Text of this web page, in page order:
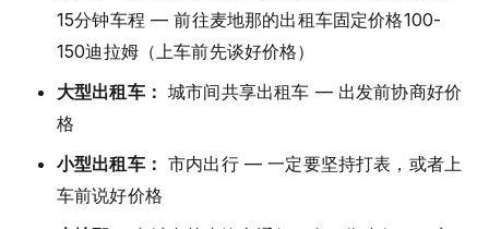
15分钟车程 — 前往麦地那的出租车固定价格100-
150迪拉姆（上车前先谈好价格）
大型出租车： 城市间共享出租车 — 出发前协商好价
格
小型出租车： 市内出行 — 一定要坚持打表，或者上
车前说好价格